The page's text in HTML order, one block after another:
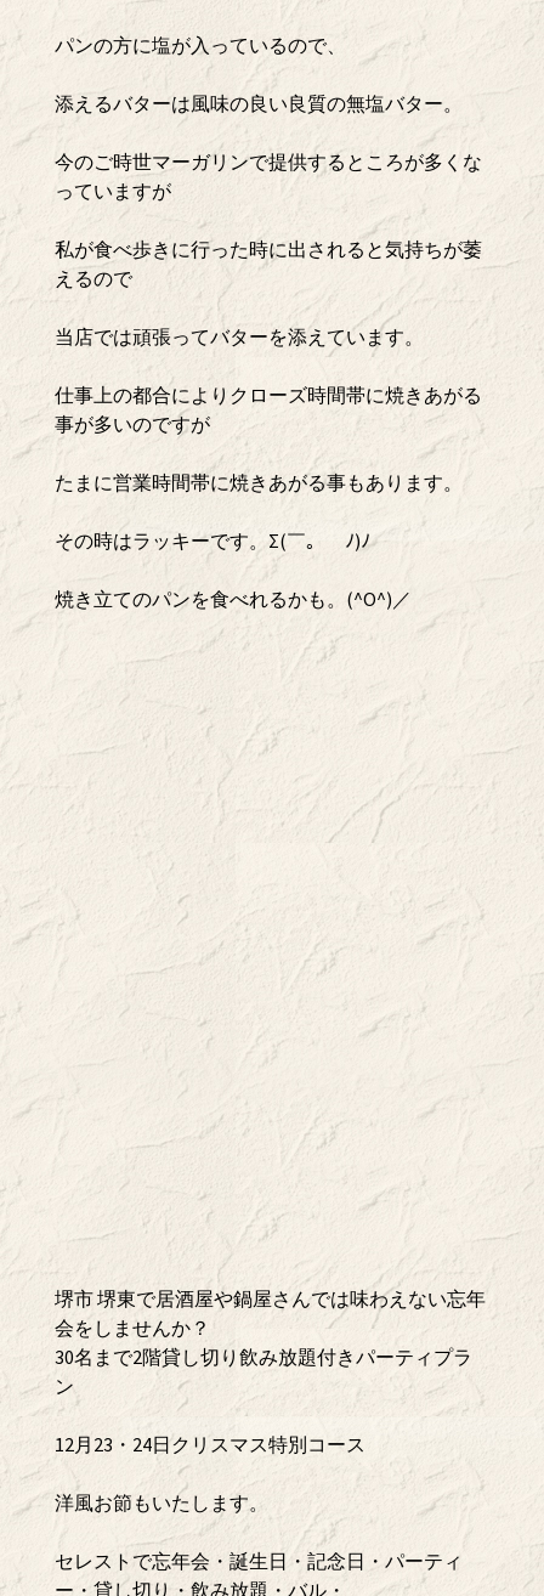
パンの方に塩が入っているので、
添えるバターは風味の良い良質の無塩バター。
今のご時世マーガリンで提供するところが多くな
っていますが
私が食べ歩きに行った時に出されると気持ちが萎
えるので
当店では頑張ってバターを添えています。
仕事上の都合によりクローズ時間帯に焼きあがる
事が多いのですが
たまに営業時間帯に焼きあがる事もあります。
その時はラッキーです。Σ(￣。￣ﾉ)ﾉ
焼き立てのパンを食べれるかも。(^O^)／
堺市 堺東で居酒屋や鍋屋さんでは味わえない忘年
会をしませんか？
30名まで2階貸し切り飲み放題付きパーティプラ
ン
12月23・24日クリスマス特別コース
洋風お節もいたします。
セレストで忘年会・誕生日・記念日・パーティ
ー・貸し切り・飲み放題・バル・